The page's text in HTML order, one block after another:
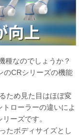
種なのでしょうか？
のCRシリーズの機能
ため見た目はほぼ変
ローラーの違いによ
ーズです。
たボディサイズとし